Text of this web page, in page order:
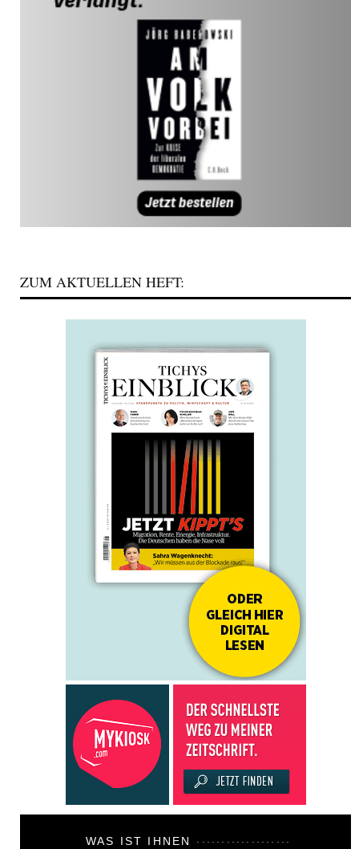
ZUM AKTUELLEN HEFT:
WAS IST IHNEN